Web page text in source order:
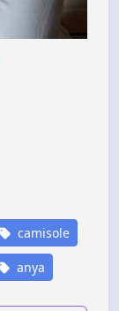
camisole
anya